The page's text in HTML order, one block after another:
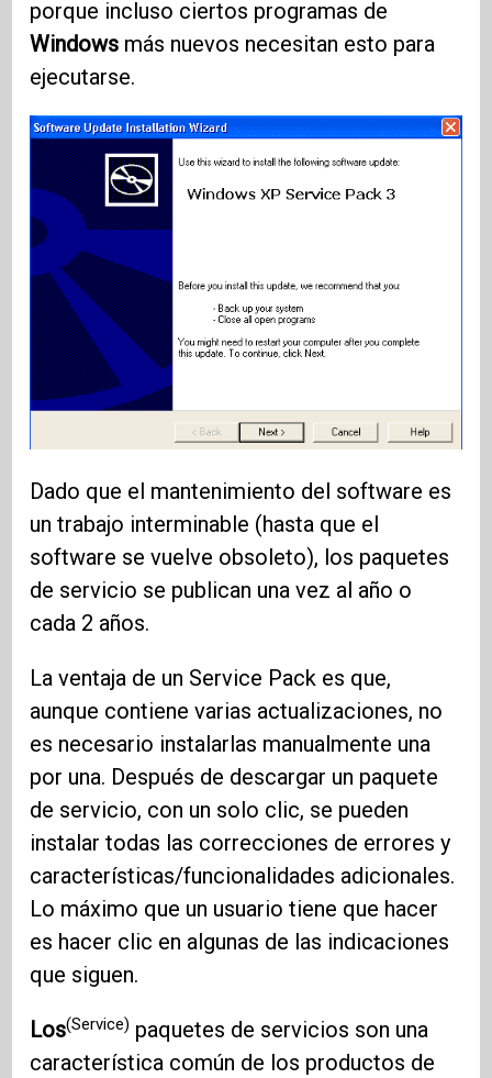
porque incluso ciertos programas de
Windows más nuevos necesitan esto para
ejecutarse.
Dado que el mantenimiento del software es
un trabajo interminable (hasta que el
software se vuelve obsoleto), los paquetes
de servicio se publican una vez al año o
cada 2 años.
La ventaja de un Service Pack es que,
aunque contiene varias actualizaciones, no
es necesario instalarlas manualmente una
por una. Después de descargar un paquete
de servicio, con un solo clic, se pueden
instalar todas las correcciones de errores y
características/funcionalidades adicionales.
Lo máximo que un usuario tiene que hacer
es hacer clic en algunas de las indicaciones
que siguen.
Los(Service) paquetes de servicios son una
característica común de los productos de